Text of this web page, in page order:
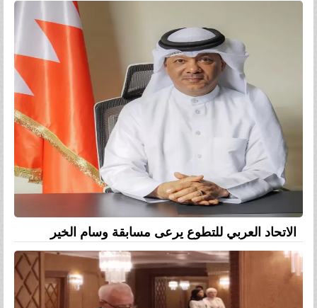
الاتحاد العربي للتطوع يرعى مسابقة وسام الخير